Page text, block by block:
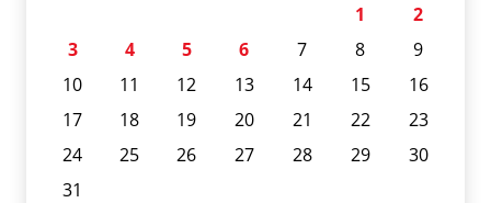
1
2
3
4 5 6 7 8
9
10
11 12 13 14 15
16
17
18 19 20 21 22
23
24
25 26 27 28 29
30
31